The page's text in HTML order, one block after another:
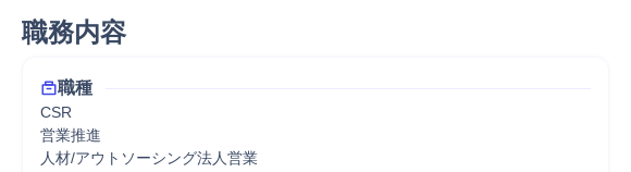
職務内容
職種
CSR
営業推進
人材/アウトソーシング法人営業